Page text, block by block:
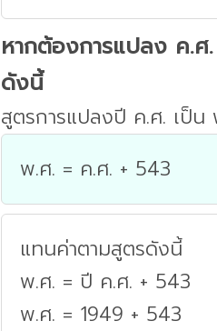
หากต้องการแปลง ค.
ดังนี้
สูตรการแปลงปี ค.ศ. เป็น
พ.ศ. = ค.ศ. + 543
แทนค่าตามสูตรดังนี้
พ.ศ. = ปี ค.ศ. + 543
พ.ศ. = 1949 + 543